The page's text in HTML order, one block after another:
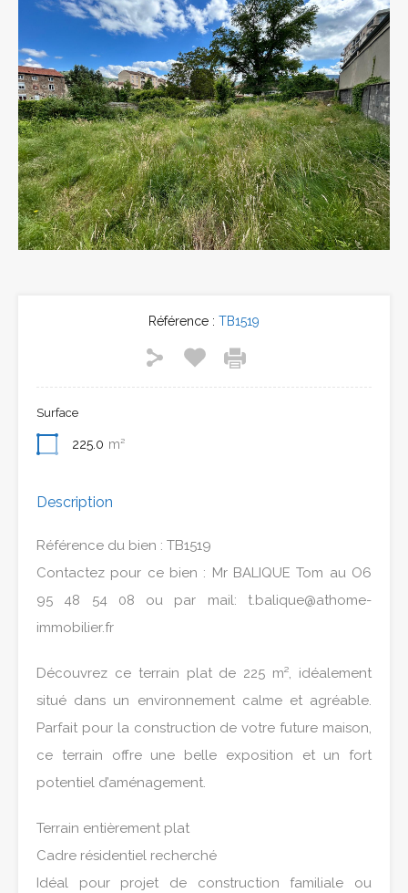
Référence : TB1519
Surface
225.0 m²
Description
Référence du bien : TB1519
Contactez pour ce bien : Mr BALIQUE Tom au O6
95 48 54 08 ou par mail: t.balique@athome-
immobilier.fr
Découvrez ce terrain plat de 225 m², idéalement
situé dans un environnement calme et agréable.
Parfait pour la construction de votre future maison,
ce terrain offre une belle exposition et un fort
potentiel d’aménagement.
Terrain entièrement plat
Cadre résidentiel recherché
Idéal pour projet de construction familiale ou